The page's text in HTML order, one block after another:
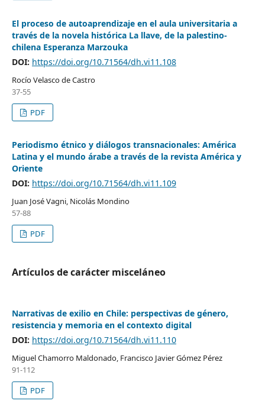
El proceso de autoaprendizaje en el aula universitaria a
través de la novela histórica La llave, de la palestino-
chilena Esperanza Marzouka
DOI: https://doi.org/10.71564/dh.vi11.108
Rocío Velasco de Castro
37-55
PDF
Periodismo étnico y diálogos transnacionales: América
Latina y el mundo árabe a través de la revista América y
Oriente
DOI: https://doi.org/10.71564/dh.vi11.109
Juan José Vagni, Nicolás Mondino
57-88
PDF
Artículos de carácter misceláneo
Narrativas de exilio en Chile: perspectivas de género,
resistencia y memoria en el contexto digital
DOI: https://doi.org/10.71564/dh.vi11.110
Miguel Chamorro Maldonado, Francisco Javier Gómez Pérez
91-112
PDF